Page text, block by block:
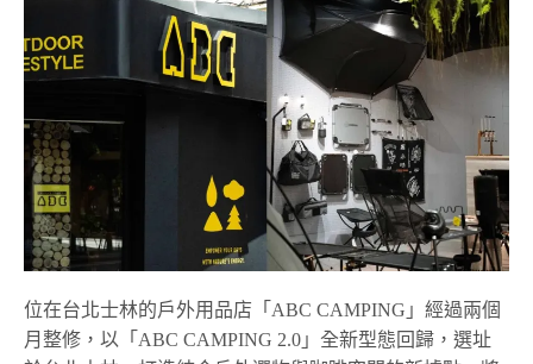
位在台北士林的戶外用品店「ABC CAMPING」經過兩個
月整修，以「ABC CAMPING 2.0」全新型態回歸，選址